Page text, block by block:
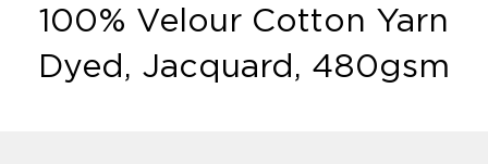
100% Velour Cotton Yarn
Dyed, Jacquard, 480gsm